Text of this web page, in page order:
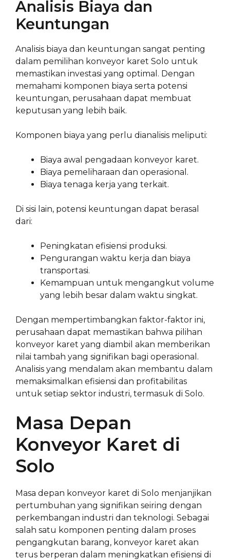
Analisis Biaya dan
Keuntungan
Analisis biaya dan keuntungan sangat penting
dalam pemilihan konveyor karet Solo untuk
memastikan investasi yang optimal. Dengan
memahami komponen biaya serta potensi
keuntungan, perusahaan dapat membuat
keputusan yang lebih baik.
Komponen biaya yang perlu dianalisis meliputi:
Biaya awal pengadaan konveyor karet.
Biaya pemeliharaan dan operasional.
Biaya tenaga kerja yang terkait.
Di sisi lain, potensi keuntungan dapat berasal
dari:
Peningkatan efisiensi produksi.
Pengurangan waktu kerja dan biaya
transportasi.
Kemampuan untuk mengangkut volume
yang lebih besar dalam waktu singkat.
Dengan mempertimbangkan faktor-faktor ini,
perusahaan dapat memastikan bahwa pilihan
konveyor karet yang diambil akan memberikan
nilai tambah yang signifikan bagi operasional.
Analisis yang mendalam akan membantu dalam
memaksimalkan efisiensi dan profitabilitas
untuk setiap sektor industri, termasuk di Solo.
Masa Depan
Konveyor Karet di
Solo
Masa depan konveyor karet di Solo menjanjikan
pertumbuhan yang signifikan seiring dengan
perkembangan industri dan teknologi. Sebagai
salah satu komponen penting dalam proses
pengangkutan barang, konveyor karet akan
terus berperan dalam meningkatkan efisiensi di